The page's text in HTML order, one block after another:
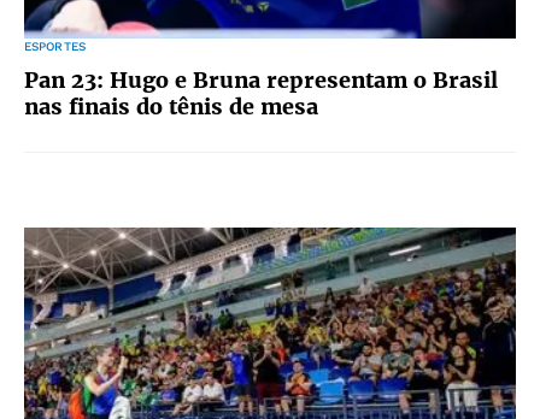
ESPORTES
Pan 23: Hugo e Bruna representam o Brasil
nas finais do tênis de mesa